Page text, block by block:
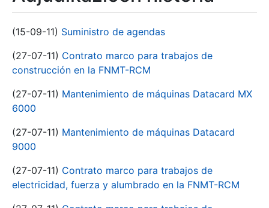
(15-09-11) Suministro de agendas
(27-07-11) Contrato marco para trabajos de
construcción en la FNMT-RCM
(27-07-11) Mantenimiento de máquinas Datacard MX
6000
(27-07-11) Mantenimiento de máquinas Datacard
9000
(27-07-11) Contrato marco para trabajos de
electricidad, fuerza y alumbrado en la FNMT-RCM